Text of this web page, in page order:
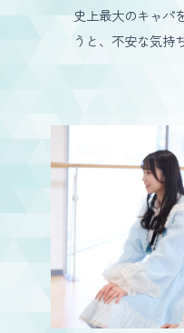
史上最大のキャパ
うと、不安な気持